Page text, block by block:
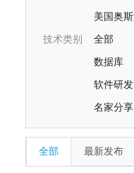
美国奥
技术类别 全部
数据库
软件研发
名家分享
全部 最新发布